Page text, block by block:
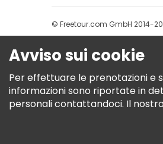
© Freetour.com GmbH 2014-
Avviso sui cookie
Per effettuare le prenotazioni e
informazioni sono riportate in
personali contattandoci. Il